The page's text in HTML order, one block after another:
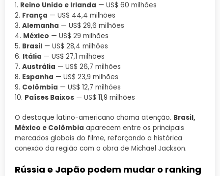
1. Reino Unido e Irlanda — US$ 60 milhões
2. França — US$ 44,4 milhões
3. Alemanha — US$ 29,6 milhões
4. México — US$ 29 milhões
5. Brasil — US$ 28,4 milhões
6. Itália — US$ 27,1 milhões
7. Austrália — US$ 26,7 milhões
8. Espanha — US$ 23,9 milhões
9. Colômbia — US$ 12,7 milhões
10. Países Baixos — US$ 11,9 milhões
O destaque latino-americano chama atenção. Brasil,
México e Colômbia aparecem entre os principais
mercados globais do filme, reforçando a histórica
conexão da região com a obra de Michael Jackson.
Rússia e Japão podem mudar o ranking